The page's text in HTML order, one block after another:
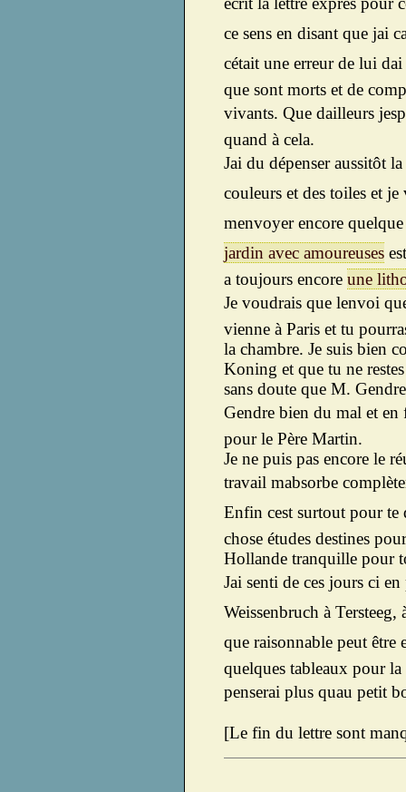
ce sens en disant que jai
cétait une erreur de lui
que sont morts et de
vivants. Que dailleurs
quand à cela.
Jai du dépenser aussitôt
couleurs et des toiles et
menvoyer encore
jardin avec amoureuses
a toujours encore une
Je voudrais que lenvoi
vienne à Paris et tu
la chambre. Je suis bien
Koning et que tu ne
sans doute que M.
Gendre bien du mal et en
pour le Père Martin.
Je ne puis pas encore le
travail mabsorbe
Enfin cest surtout pour
chose études destines
Hollande tranquille pour
Jai senti de ces jours ci
Weissenbruch à
que raisonnable peut être
quelques tableaux pour
penserai plus quau petit
[Le fin du lettre sont